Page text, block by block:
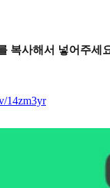
복사해서 넣어주세
14zm3yr